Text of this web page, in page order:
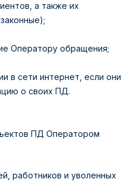
а также их
Оператору обращения;
в сети интернет, если они
о своих ПД.
ПД Оператором
работников и уволенных